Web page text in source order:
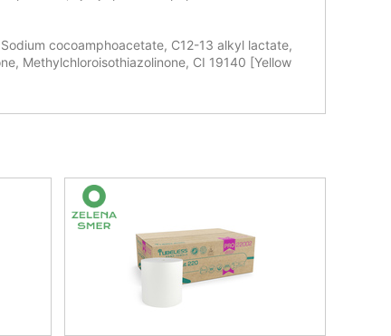
cocoamphoacetate, C12-13 alkyl lactate,
Methylchloroisothiazolinone, CI 19140 [Yellow